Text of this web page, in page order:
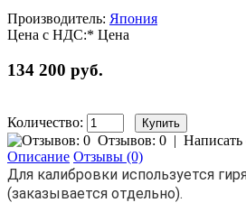
Производитель: Япония
Цена с НДС:* Цена
134 200 руб.
Количество:
Отзывов: 0 | Написать
Описание Отзывы (0)
Для калибровки используется
(заказывается отдельно).